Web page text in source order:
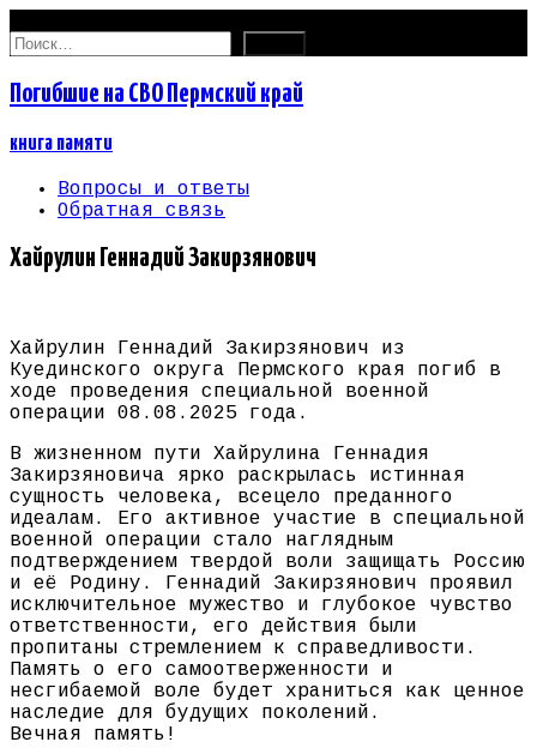
Найти:
Погибшие на СВО Пермский край
книга памяти
Вопросы и ответы
Обратная связь
Хайрулин Геннадий Закирзянович
Хайрулин Геннадий Закирзянович из
Куединского округа Пермского края погиб в
ходе проведения специальной военной
операции 08.08.2025 года.
В жизненном пути Хайрулина Геннадия
Закирзяновича ярко раскрылась истинная
сущность человека, всецело преданного
идеалам. Его активное участие в специальной
военной операции стало наглядным
подтверждением твердой воли защищать Россию
и её Родину. Геннадий Закирзянович проявил
исключительное мужество и глубокое чувство
ответственности, его действия были
пропитаны стремлением к справедливости.
Память о его самоотверженности и
несгибаемой воле будет храниться как ценное
наследие для будущих поколений.
Вечная память!